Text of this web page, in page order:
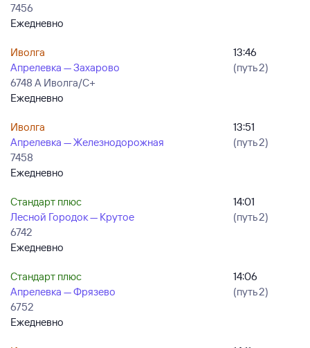
7456
Ежедневно
Иволга
Апрелевка — Захарово
6748 А Иволга/С+
Ежедневно
13:46
(путь 2)
Иволга
Апрелевка — Железнодорожная
7458
Ежедневно
13:51
(путь 2)
Стандарт плюс
Лесной Городок — Крутое
6742
Ежедневно
14:01
(путь 2)
Стандарт плюс
Апрелевка — Фрязево
6752
Ежедневно
14:06
(путь 2)